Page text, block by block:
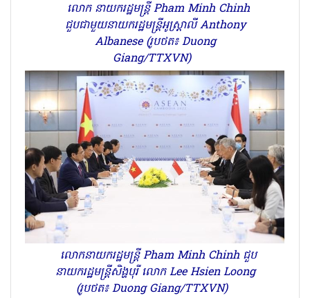
លោក នាយករដ្ឋមន្ត្រី Pham Minh Chinh
ជួបជាមួយនាយករដ្ឋមន្ត្រីអូស្ត្រាលី Anthony
Albanese (រូបថត៖ Duong
Giang/TTXVN)
លោកនាយករដ្ឋមន្ត្រី Pham Minh Chinh ជួប
នាយករដ្ឋមន្ត្រីសិង្ហបុរី លោក Lee Hsien Loong
(រូបថត៖ Duong Giang/TTXVN)